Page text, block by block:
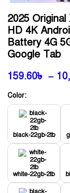
2025
HD 4K
Battery 4G
Google Tab
159.60৳ –
Color:
black-22gb-2tb
white-22gb-2tb